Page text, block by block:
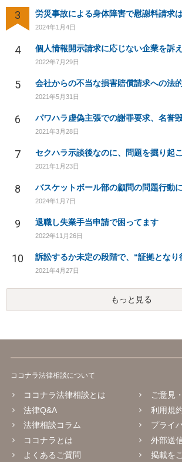
3
2024年1月4日
4 個人情報開示請求に応じない企業を訴
2022年7月29日
5 会社からの不当な損害賠償請求への法
2021年5月31日
6 パワハラ虚偽主張での謝罪要求、名誉
2021年3月28日
7 セクハラ示談後なのに、問題を掘り起
2021年1月23日
8
2024年1月7日
9 退職し失業手当申請で困ってます
2022年11月26日
10
2021年4月27日
もっと見る
ココナラ法律相談について
ココナラ法律相談とは
法律Q&A
法律相談コラム
ココナラとは
よくあるご質問
ご意見
利用規
プライ
外部送
掲載を